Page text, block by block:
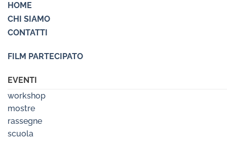
HOME
CHI SIAMO
CONTATTI
FILM PARTECIPATO
EVENTI
workshop
mostre
rassegne
scuola